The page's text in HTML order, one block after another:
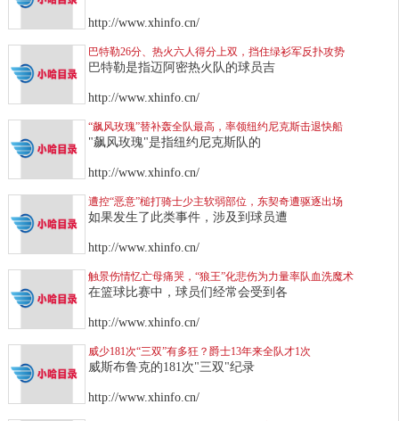
http://www.xhinfo.cn/
巴特勒26分、热火六人得分上双，挡住绿衫军反扑攻势
巴特勒是指迈阿密热火队的球员吉
http://www.xhinfo.cn/
“飙风玫瑰”替补轰全队最高，率领纽约尼克斯击退快船
"飙风玫瑰"是指纽约尼克斯队的
http://www.xhinfo.cn/
遭控“恶意”槌打骑士少主软弱部位，东契奇遭驱逐出场
如果发生了此类事件，涉及到球员遭
http://www.xhinfo.cn/
触景伤情忆亡母痛哭，“狼王”化悲伤为力量率队血洗魔术
在篮球比赛中，球员们经常会受到各
http://www.xhinfo.cn/
威少181次“三双”有多狂？爵士13年来全队才1次
威斯布鲁克的181次"三双"纪录
http://www.xhinfo.cn/